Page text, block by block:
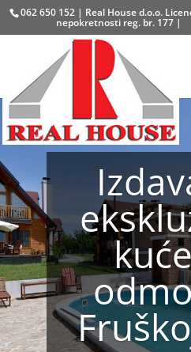
062 650 152 | Real House d.o.o.
nepokretnosti reg. br. 177 |